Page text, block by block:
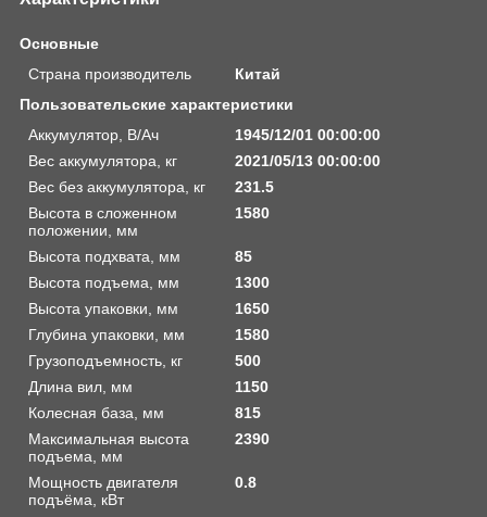
Основные
Страна производитель
Китай
Пользовательские характеристики
Аккумулятор, В/Ач
1945/12/01 00:00:00
Вес аккумулятора, кг
2021/05/13 00:00:00
Вес без аккумулятора, кг
231.5
Высота в сложенном
положении, мм
1580
Высота подхвата, мм
85
Высота подъема, мм
1300
Высота упаковки, мм
1650
Глубина упаковки, мм
1580
Грузоподъемность, кг
500
Длина вил, мм
1150
Колесная база, мм
815
Максимальная высота
подъема, мм
2390
Мощность двигателя
подъёма, кВт
0.8